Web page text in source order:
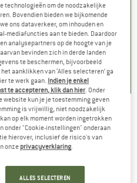
Artikel
Odyssey Training Bib
Productgroep
Fietsbroek
Prijs
€ 184,95Verlaagde prijs
€ 166,46
0,0(0)
Wildrush Pile Jacket -
technologieën om de noodzakelijke
Bovendien bieden we bijkomende
ons dataverkeer, om inhouden en
mediafuncties aan te bieden. Daardoor
analysepartners op de hoogte van je
bevinden zich in derde landen
te beschermen, bijvoorbeeld
aanklikken van ‘Alles selecteren’ ga
te werk gaan. Indien je enkel
te accepteren, klik dan hier. Onder
website kun je je toestemming geven
is vrijwillig, niet noodzakelijk
op elk moment worden ingetrokken
onder "Cookie-instellingen" onderaan
hierover, inclusief de risico's van
onze privacyverklaring.
ALLES SELECTEREN